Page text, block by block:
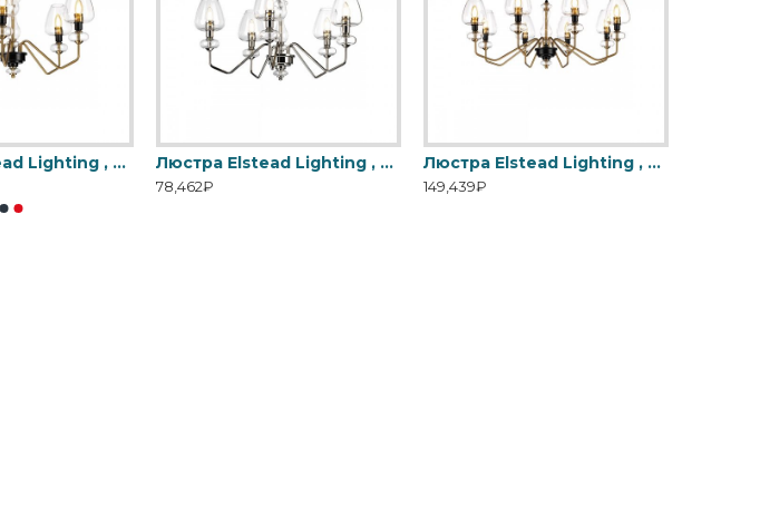
Люстра Elstead Lighting , Арт. DL-ARMAND5-AB Люстра Elstead Lighting , Арт. DL-ARMAND5-PN
78,462₽
Люстра Elstead Lighting , Арт. DL-ARMAND8-AB
149,439₽